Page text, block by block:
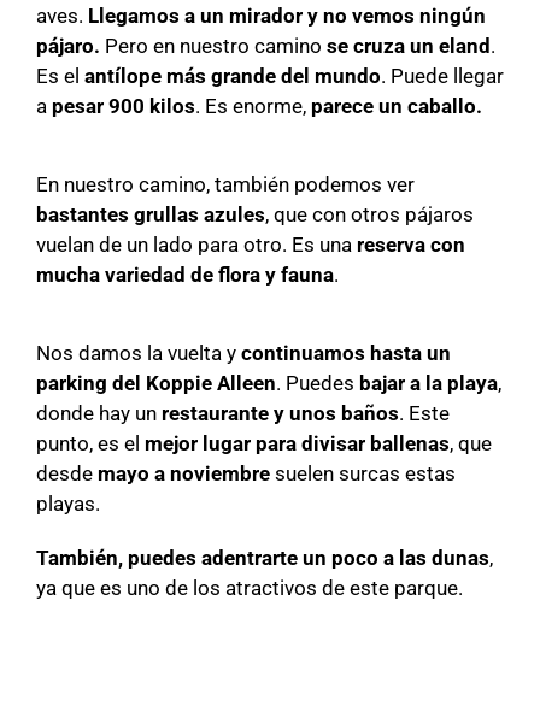
aves. Llegamos a un mirador y no vemos ningún
pájaro. Pero en nuestro camino se cruza un eland .
Es el antílope más grande del mundo. Puede llegar
a pesar 900 kilos. Es enorme, parece un caballo.
En nuestro camino, también podemos ver
bastantes grullas azules, que con otros pájaros
vuelan de un lado para otro. Es una reserva con
mucha variedad de flora y fauna.
Nos damos la vuelta y continuamos hasta un
parking del Koppie Alleen. Puedes bajar a la playa,
donde hay un restaurante y unos baños. Este
punto, es el mejor lugar para divisar ballenas, que
desde mayo a noviembre suelen surcas estas
playas.
También, puedes adentrarte un poco a las dunas,
ya que es uno de los atractivos de este parque.